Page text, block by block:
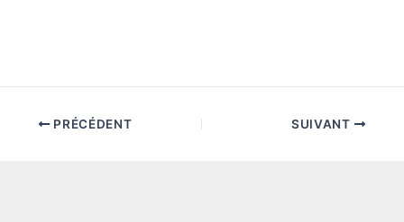
PRÉCÉDENT SUIVANT